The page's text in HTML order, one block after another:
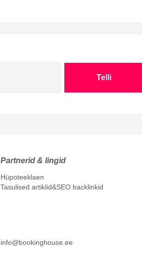
Telli
Partnerid & lingid
Hüpoteeklaen
Tasulised artiklid&SEO backlinkid
info@bookinghouse.ee